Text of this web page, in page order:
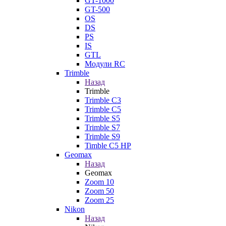
GT-500
OS
DS
PS
IS
GTL
Модули RC
Trimble
Назад
Trimble
Trimble C3
Trimble C5
Trimble S5
Trimble S7
Trimble S9
Timble C5 HP
Geomax
Назад
Geomax
Zoom 10
Zoom 50
Zoom 25
Nikon
Назад